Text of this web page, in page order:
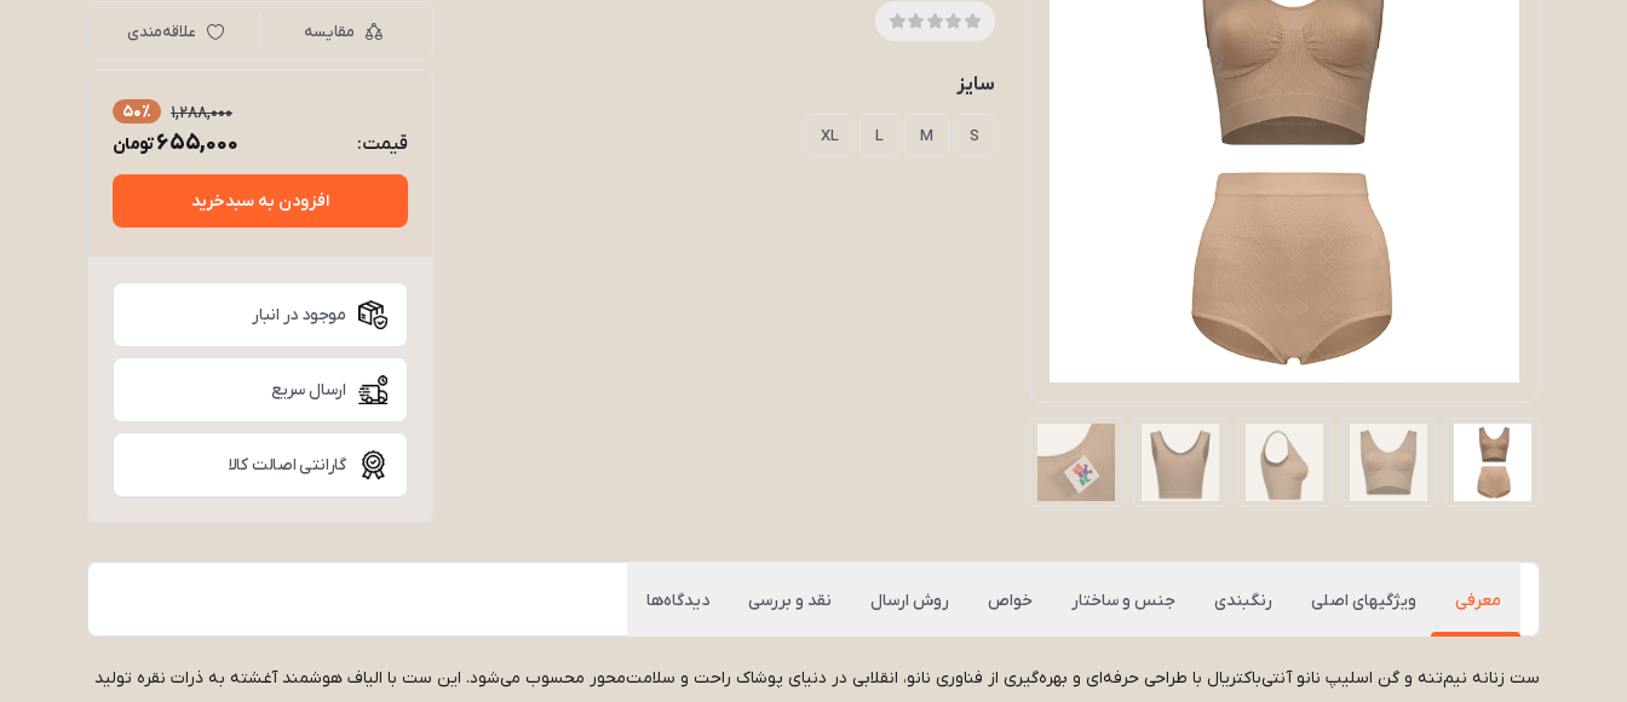
سایز
S
M
L
XL
مقایسه علاقه‌مندی
قیمت:
1,288,000 50٪
655,000تومان
افزودن به سبدخرید
موجود در انبار
ارسال سریع
گارانتی اصالت کالا
معرفی ویژگیهای اصلی رنگبندی جنس و ساختار خواص روش ارسال نقد و بررسی دیدگاه‌ها
ست زنانه نیم‌تنه و گن اسلیپ نانو آنتی‌باکتریال با طراحی حرفه‌ای و بهره‌گیری از فناوری نانو، انقلابی در دنیای پوشاک راحت و سلامت‌محور محسوب می‌شود. این ست با الیاف هوشمند آغشته به ذرات نقره تولید